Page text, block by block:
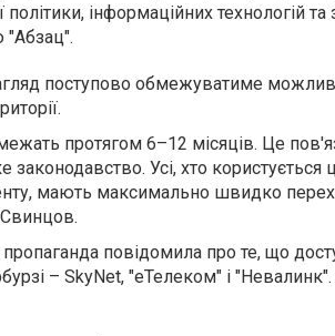
інформаційних технологій
"Абзац".
поступово обмежуватиме
протягом 6–12 місяців. Це
законодавство. Усі, хто
мають максимально швидко
повідомила про те, що
– SkyNet, "еТелеком" і "Невалинк".